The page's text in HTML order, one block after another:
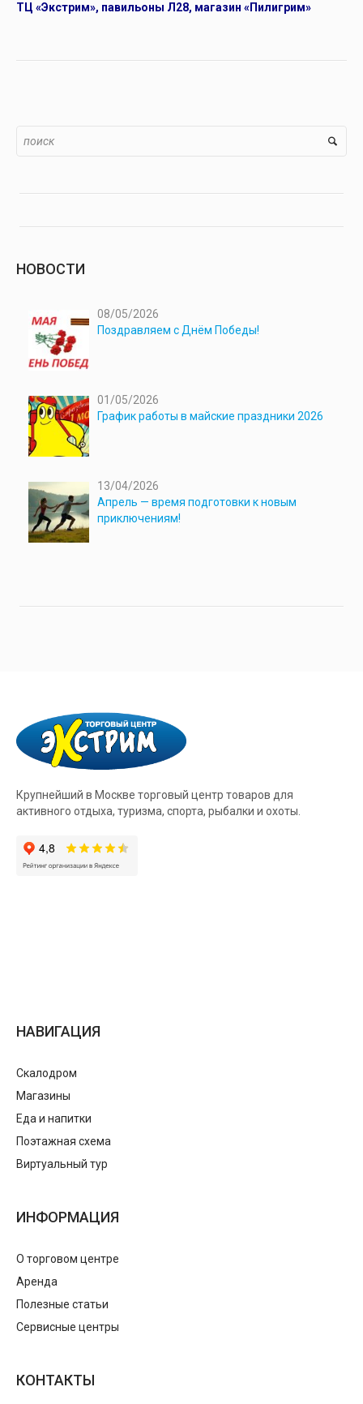
ТЦ «Экстрим», павильоны Л28, магазин «Пилигрим»
НОВОСТИ
08/05/2026
Поздравляем с Днём Победы!
01/05/2026
График работы в майские праздники 2026
13/04/2026
Апрель — время подготовки к новым
приключениям!
Крупнейший в Москве торговый центр товаров для
активного отдыха, туризма, спорта, рыбалки и охоты.
НАВИГАЦИЯ
Скалодром
Магазины
Еда и напитки
Поэтажная схема
Виртуальный тур
ИНФОРМАЦИЯ
О торговом центре
Аренда
Полезные статьи
Сервисные центры
КОНТАКТЫ